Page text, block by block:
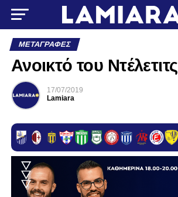
ΜΕΤΑΓΡΑΦΈΣ
Ανοικτό του Ντέλετιτς
17/07/2019
Lamiara